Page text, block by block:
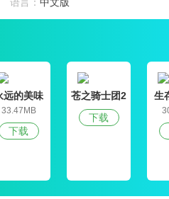
远的美味
球4破解版
33.47MB
下载
苍之骑士团2
下载
生